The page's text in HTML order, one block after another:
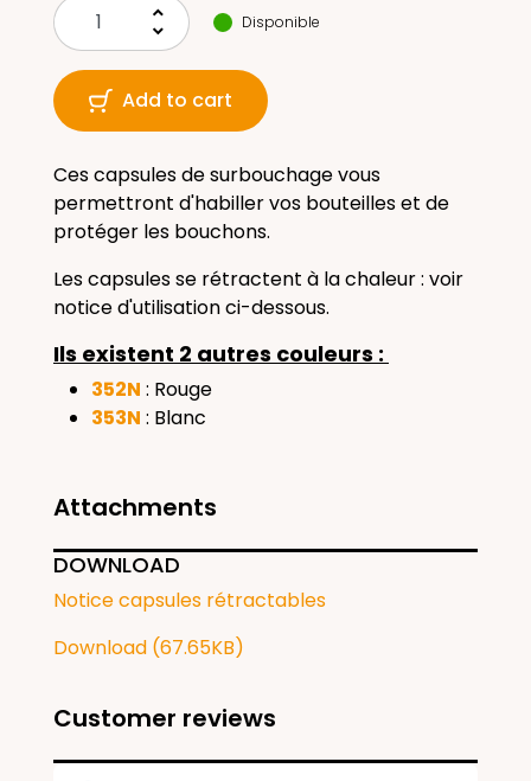
keyboard_arrow_up
keyboard_arrow_down
Disponible
Add to cart
Ces capsules de surbouchage vous
permettront d'habiller vos bouteilles et de
protéger les bouchons.
Les capsules se rétractent à la chaleur : voir
notice d'utilisation ci-dessous.
Ils existent 2 autres couleurs :
352N : Rouge
353N : Blanc
Attachments
DOWNLOAD
Notice capsules rétractables
Download (67.65KB)
Customer reviews